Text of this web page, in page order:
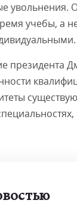
увольнения.
учебы, а